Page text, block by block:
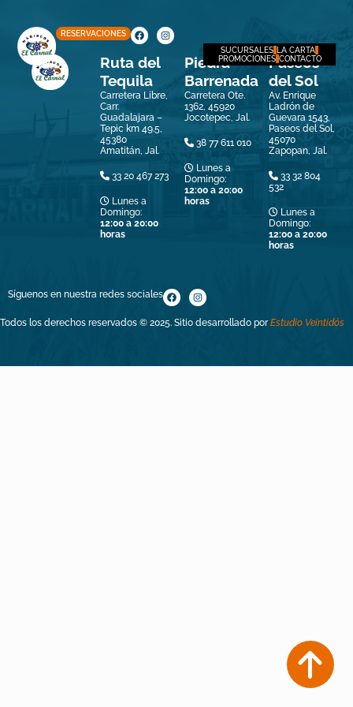
RESERVACIONES
SUCURSALES LA CARTA
PROMOCIONES CONTACTO
Ruta del
Tequila
Carretera Libre,
Carr.
Guadalajara –
Tepic km 49.5,
45380
Amatitán, Jal.
33 20 467 273
Lunes a
Domingo:
12:00 a 20:00
horas
Piedra
Barrenada
Carretera Ote.
1362, 45920
Jocotepec, Jal.
38 77 611 010
Lunes a
Domingo:
12:00 a 20:00
horas
Paseos
del Sol
Av. Enrique
Ladrón de
Guevara 1543,
Paseos del Sol,
45070
Zapopan, Jal.
33 32 804
532
Lunes a
Domingo:
12:00 a 20:00
horas
Síguenos en nuestra redes sociales
Todos los derechos reservados © 2025. Sitio desarrollado porEstudio Veintidós